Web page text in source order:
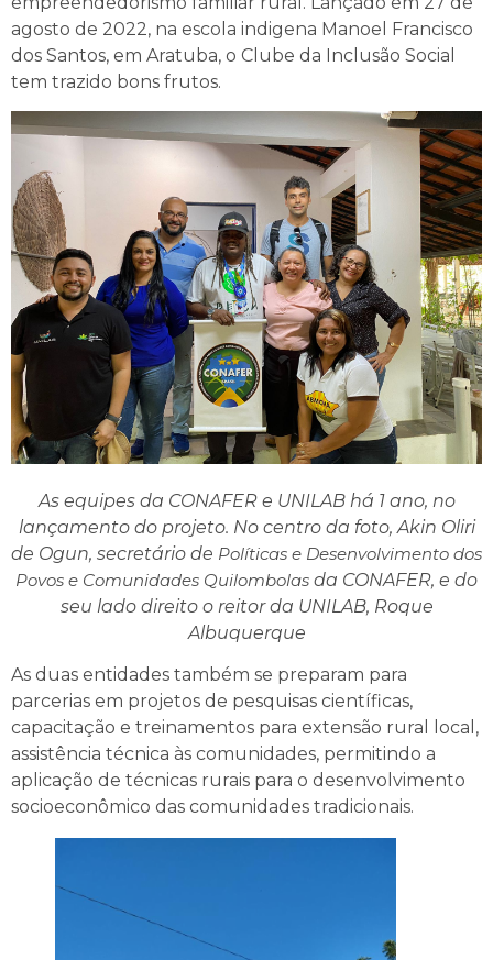
agosto de 2022, na escola indigena Manoel Francisco
dos Santos, em Aratuba, o Clube da Inclusão Social
tem trazido bons frutos.
As equipes da CONAFER e UNILAB há 1 ano, no
lançamento do projeto. No centro da foto, Akin Oliri
de Ogun, secretário de Políticas e Desenvolvimento dos
Povos e Comunidades Quilombolas da CONAFER, e do
seu lado direito o reitor da UNILAB, Roque
Albuquerque
As duas entidades também se preparam para
parcerias em projetos de pesquisas científicas,
capacitação e treinamentos para extensão rural local,
assistência técnica às comunidades, permitindo a
aplicação de técnicas rurais para o desenvolvimento
socioeconômico das comunidades tradicionais.